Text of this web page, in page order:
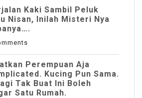
Kaki Sambil Peluk
Nisan, Inilah Misteri Nya
Perempuan Aja
Kucing Pun Sama.
Tak Buat Ini Boleh
Satu Rumah.